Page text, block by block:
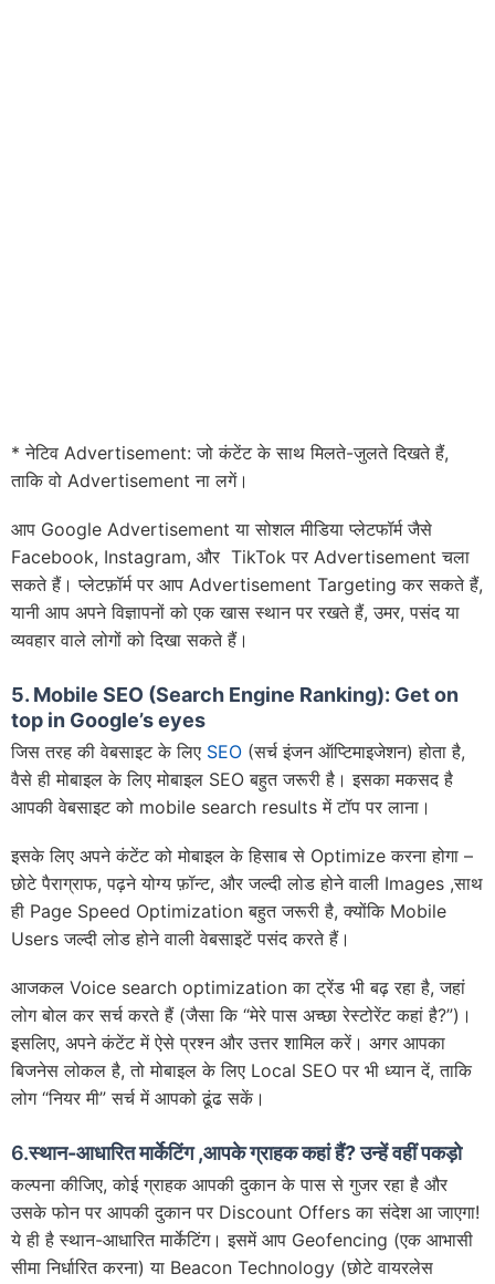
* नेटिव Advertisement: जो कंटेंट के साथ मिलते-जुलते दिखते हैं,
ताकि वो Advertisement ना लगें।
आप Google Advertisement या सोशल मीडिया प्लेटफॉर्म जैसे
Facebook, Instagram, और TikTok पर Advertisement चला
सकते हैं। प्लेटफ़ॉर्म पर आप Advertisement Targeting कर सकते हैं,
यानी आप अपने विज्ञापनों को एक खास स्थान पर रखते हैं, उमर, पसंद या
व्यवहार वाले लोगों को दिखा सकते हैं।
5. Mobile SEO (Search Engine Ranking): Get on
top in Google’s eyes
जिस तरह की वेबसाइट के लिए SEO (सर्च इंजन ऑप्टिमाइजेशन) होता है,
वैसे ही मोबाइल के लिए मोबाइल SEO बहुत जरूरी है। इसका मकसद है
आपकी वेबसाइट को mobile search results में टॉप पर लाना।
इसके लिए अपने कंटेंट को मोबाइल के हिसाब से Optimize करना होगा –
छोटे पैराग्राफ, पढ़ने योग्य फ़ॉन्ट, और जल्दी लोड होने वाली Images ,साथ
ही Page Speed ​​Optimization बहुत जरूरी है, क्योंकि Mobile
Users जल्दी लोड होने वाली वेबसाइटें पसंद करते हैं।
आजकल Voice search optimization का ट्रेंड भी बढ़ रहा है, जहां
लोग बोल कर सर्च करते हैं (जैसा कि “मेरे पास अच्छा रेस्टोरेंट कहां है?”)।
इसलिए, अपने कंटेंट में ऐसे प्रश्न और उत्तर शामिल करें। अगर आपका
बिजनेस लोकल है, तो मोबाइल के लिए Local SEO पर भी ध्यान दें, ताकि
लोग “नियर मी” सर्च में आपको ढूंढ सकें।
6.स्थान-आधारित मार्केटिंग ,आपके ग्राहक कहां हैं? उन्हें वहीं पकड़ो
कल्पना कीजिए, कोई ग्राहक आपकी दुकान के पास से गुजर रहा है और
उसके फोन पर आपकी दुकान पर Discount Offers का संदेश आ जाएगा!
ये ही है स्थान-आधारित मार्केटिंग। इसमें आप Geofencing (एक आभासी
सीमा निर्धारित करना) या Beacon Technology (छोटे वायरलेस